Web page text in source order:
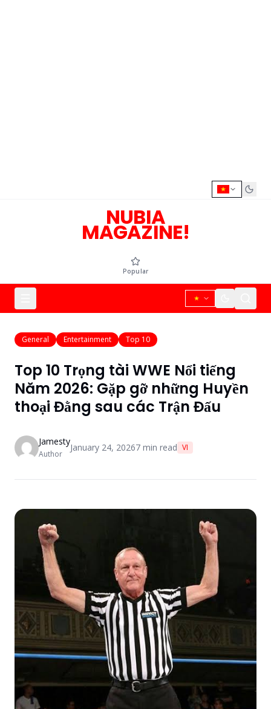
NUBIA
MAGAZINE!
Popular
General Entertainment Top 10
Top 10 Trọng tài WWE Nổi tiếng
Năm 2026: Gặp gỡ những Huyền
thoại Đằng sau các Trận Đấu
Jamesty
Author
January 24, 20267 min read VI